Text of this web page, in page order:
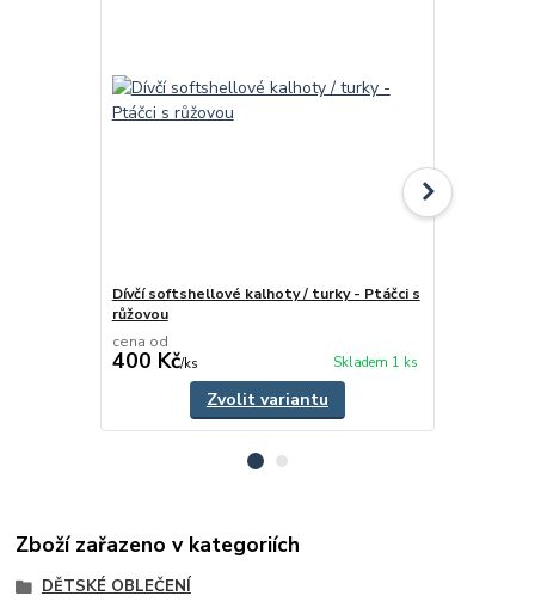
Dívčí softshellové kalhoty / turky - Ptáčci s
růžovou
cena od
400 Kč/ks Skladem 1 ks
Zvolit variantu
Zboží zařazeno v kategoriích
DĚTSKÉ OBLEČENÍ